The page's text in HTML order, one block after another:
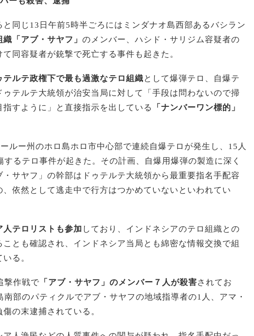
と同じ13日午前5時半ごろにはミンダナオ島西部あるバシラン
織「アブ・サヤフ」 のメンバー、ハシド・サリジム容疑者の
同容疑者が銃撃で死亡する事件も起きた。
テルテ政権下で最も過激なテロ組織 として爆弾テロ、自爆テ
ゥテルテ大統領が治安当局に対して「手段は問わないので掃
すように」と直接指示を出している
「ナンバーワン標的」
ルー州のホロ島ホロ市中心部で連続自爆テロが発生し、15人
るテロ事件が起きた。その計画、自爆用爆弾の製造に深く
サヤフ」の幹部はドゥテルテ大統領から最重要指名手配容
依然として逃走中で行方はつかめていないといわれてい
人テロリストも参加 しており、インドネシアのテロ組織との
とも確認され、インドネシア当局とも綿密な情報交換で組
る。
撃作戦で 「アブ・サヤフ」のメンバー７人が殺害されてお
南部のパティクルでアブ・サヤフの地域指導者の1人、アマ・
の末逮捕されている。